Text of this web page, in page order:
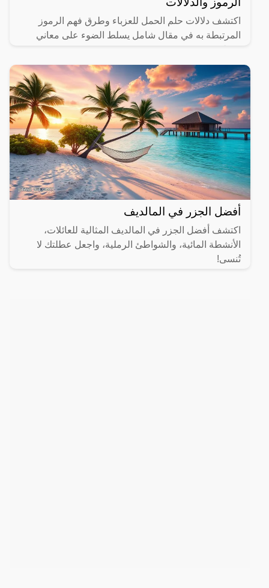
اكتشف دلالات حلم الحمل للعزباء وطرق فهم الرموز
المرتبطة به في مقال شامل يسلط الضوء على معاني
أفضل الجزر في المالديف
اكتشف أفضل الجزر في المالديف المثالية للعائلات،
الأنشطة المائية، والشواطئ الرملية، واجعل عطلتك لا
تُنسى!